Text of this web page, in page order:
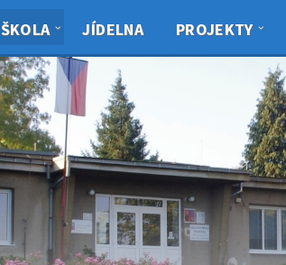
ŠKOLA JÍDELNA PROJEKTY